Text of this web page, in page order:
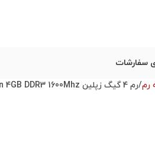
سفارشات
رم رم 4 گیگ زپلین Zeppelin 4GB DDR3 1600Mhz استوک